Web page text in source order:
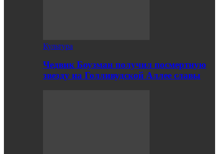
Культура
Чедвик Боузман получил посмертную
звезду на Голливудской Аллее славы